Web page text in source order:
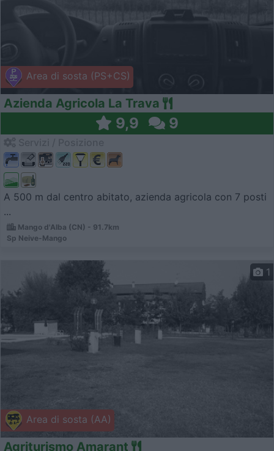
Area di sosta (PS+CS)
Azienda Agricola La Trava
9,9 9
A 500 m dal centro abitato, azienda agricola con 7 posti
...
Mango d'Alba (CN) - 91.7km
Sp Neive-Mango
Area di sosta (AA)
1
Agriturismo Amarant